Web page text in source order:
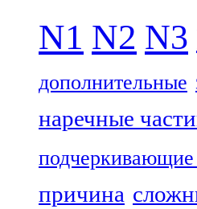
N1 N2 N3
дополнительные
наречные
причина